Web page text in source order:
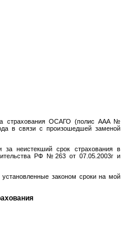
страхования ОСАГО (полис AAA №
в связи с произошедшей заменой
за неистекший срок страхования в
РФ №263 от 07.05.2003г и
законом сроки на мой